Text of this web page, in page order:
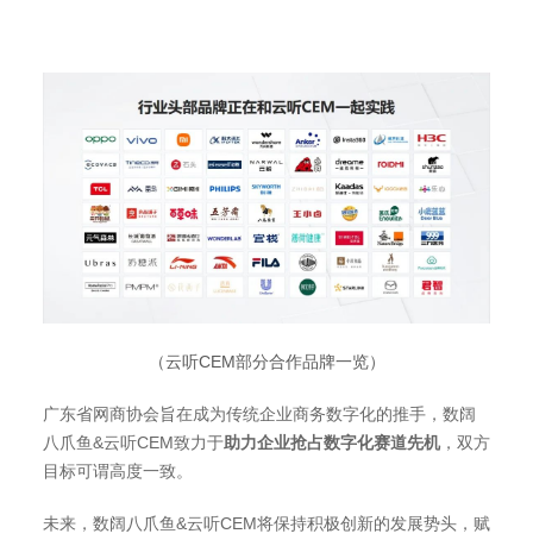
（云听CEM部分合作品牌一览）
广东省网商协会旨在成为传统企业商务数字化的推手，数阔
八爪鱼&云听CEM致力于助力企业抢占数字化赛道先机，双方
目标可谓高度一致。
未来，数阔八爪鱼&云听CEM将保持积极创新的发展势头，赋